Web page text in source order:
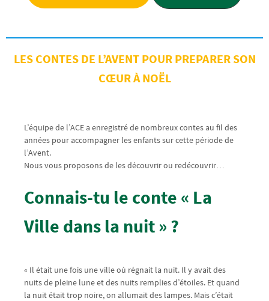
LES CONTES DE L’AVENT POUR PREPARER SON
CŒUR À NOËL
L’équipe de l’ACE a enregistré de nombreux contes au fil des
années pour accompagner les enfants sur cette période de
l’Avent.
Nous vous proposons de les découvrir ou redécouvrir…
Connais-tu le conte « La
Ville dans la nuit » ?
« Il était une fois une ville où régnait la nuit. Il y avait des
nuits de pleine lune et des nuits remplies d’étoiles. Et quand
la nuit était trop noire, on allumait des lampes. Mais c’était